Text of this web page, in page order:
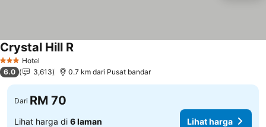
3 BintangHotel
Crystal Hill R
6.0 3,613 0.7 km dari Pusat bandar
Dari RM 70
Lihat harga di 6 laman Lihat harga